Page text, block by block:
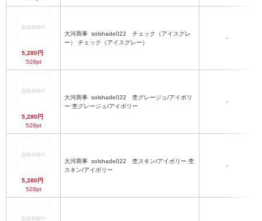
5,280円
528pt
大河商事
ー） チェック（アイスグレー）
-
5,280円
528pt
大河商事
ー 杢グレージュ/アイボリー
-
5,280円
528pt
大河商事
スキン/アイボリー
-